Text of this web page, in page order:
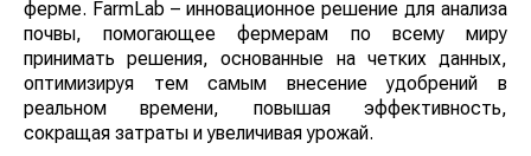
ферме. FarmLab – инновационное решение для анализа
почвы, помогающее фермерам по всему миру
принимать решения, основанные на четких данных,
оптимизируя тем самым внесение удобрений в
реальном времени, повышая эффективность,
сокращая затраты и увеличивая урожай.